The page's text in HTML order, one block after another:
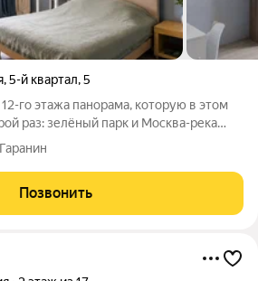
,5-й квартал,5
которую в этом
раз: зелёный парк и Москва-река
с мебелью, требует лёгкого
под свой вкус зато Вы не
ремонт
Позвонить